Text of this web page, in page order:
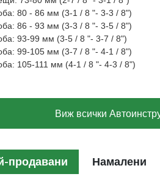
80 - 86 мм (3-1 / 8 "- 3-3 / 8")
86 - 93 мм (3-3 / 8 "- 3-5 / 8")
93-99 мм (3-5 / 8 "- 3-7 / 8")
99-105 мм (3-7 / 8 "- 4-1 / 8")
105-111 мм (4-1 / 8 "- 4-3 / 8")
Виж всички
продавани Намалени